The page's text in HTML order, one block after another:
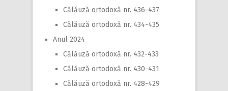
Călăuză ortodoxă nr. 436-437
Călăuză ortodoxă nr. 434-435
Anul 2024
Călăuză ortodoxă nr. 432-433
Călăuză ortodoxă nr. 430-431
Călăuză ortodoxă nr. 428-429